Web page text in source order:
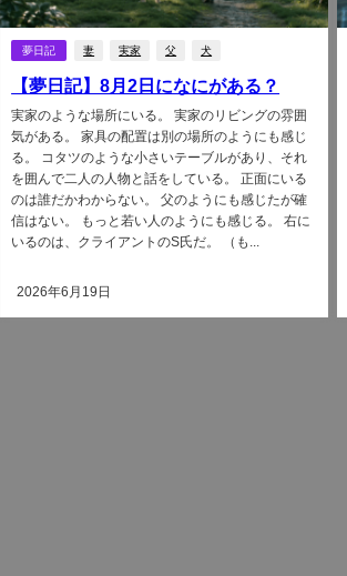
夢日記 妻 実家 父 犬
【夢日記】8月2日になにがある？
実家のような場所にいる。 実家のリビングの雰囲
気がある。 家具の配置は別の場所のようにも感じ
る。 コタツのような小さいテーブルがあり、それ
を囲んで二人の人物と話をしている。 正面にいる
のは誰だかわからない。 父のようにも感じたが確
信はない。 もっと若い人のようにも感じる。 右に
いるのは、クライアントのS氏だ。 （も...
2026年6月19日